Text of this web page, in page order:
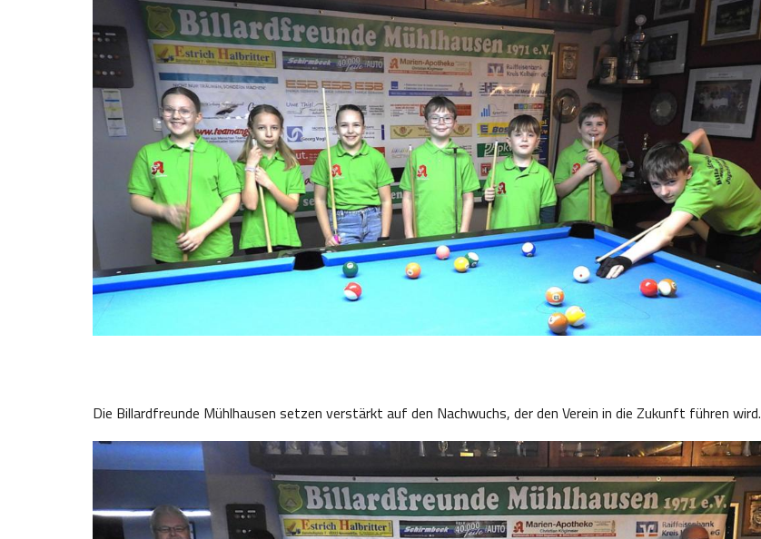
Die Billardfreunde Mühlhausen setzen verstärkt auf den Nachwuchs, der den Verein in die Zukunft führen wird.